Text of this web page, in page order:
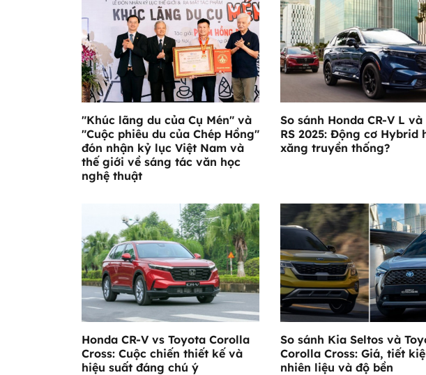
"Khúc lãng du của Cụ Mén" và
"Cuộc phiêu du của Chép Hồng"
đón nhận kỷ lục Việt Nam và
thế giới về sáng tác văn học
nghệ thuật
So sánh Honda CR-V L và
RS 2025: Động cơ Hybrid
xăng truyền thống?
Honda CR-V vs Toyota Corolla
Cross: Cuộc chiến thiết kế và
hiệu suất đáng chú ý
So sánh Kia Seltos và
Corolla Cross: Giá, tiết
nhiên liệu và độ bền